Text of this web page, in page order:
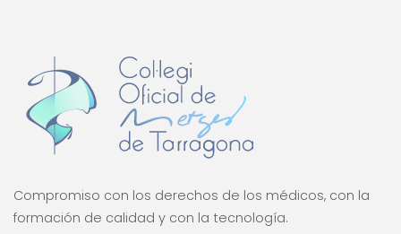
Compromiso con los derechos de los médicos, con la
formación de calidad y con la tecnología.